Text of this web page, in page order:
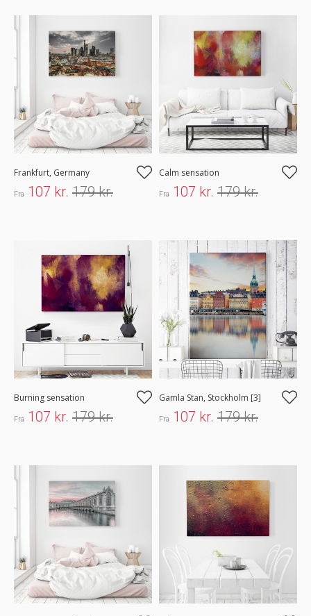
Frankfurt, Germany
Fra 107 kr. 179 kr.
Calm sensation
Fra 107 kr. 179 kr.
Burning sensation
Fra 107 kr. 179 kr.
Gamla Stan, Stockholm [3]
Fra 107 kr. 179 kr.